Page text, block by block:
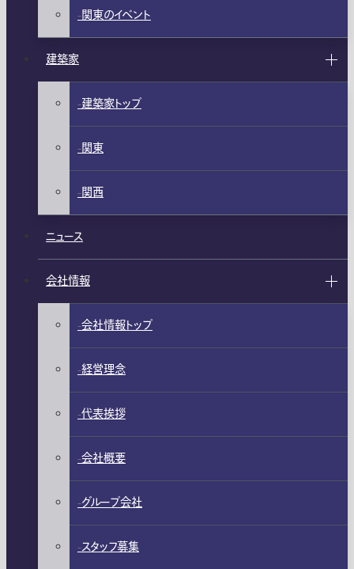
関東のイベント
建築家
建築家トップ
関東
関西
ニュース
会社情報
会社情報トップ
経営理念
代表挨拶
会社概要
グループ会社
スタッフ募集